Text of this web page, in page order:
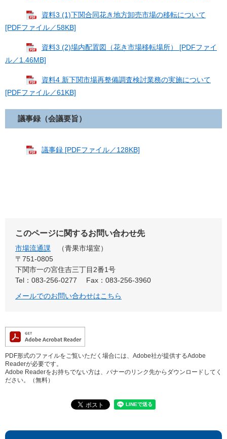
資料3 (1)下関合同花き地方卸売市場の移転について
[PDFファイル／58KB]
資料3 (2)場内配置図（花き市場移転場所） [PDFファイ
ル／1.46MB]
資料4 新下関市場再整備調査検討業務の実施について
[PDFファイル／61KB]
議事録（会議要旨）
議事録 [PDFファイル／128KB]
このページに関するお問い合わせ先
市場流通課
青果市場室
〒751-0805
下関市一の宮住吉三丁目2番1号
Tel：083-256-0277
Fax：083-256-3960
メールでのお問い合わせはこちら
PDF形式のファイルをご覧いただく場合には、Adobe社が提供するAdobe
Readerが必要です。
Adobe Readerをお持ちでない方は、バナーのリンク先からダウンロードしてく
ださい。（無料）